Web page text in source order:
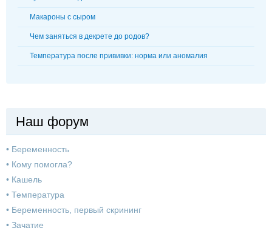
Макароны с сыром
Чем заняться в декрете до родов?
Температура после прививки: норма или аномалия
Наш форум
• Беременность
• Кому помогла?
• Кашель
• Температура
• Беременность, первый скрининг
• Зачатие